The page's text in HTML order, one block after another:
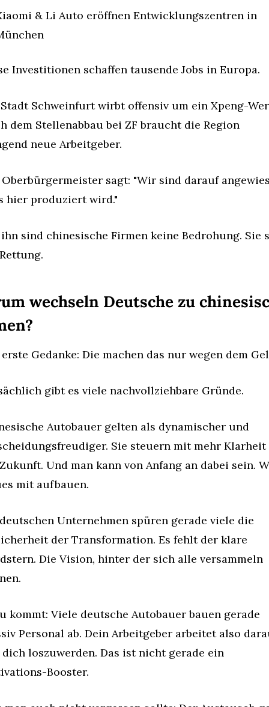
& Li Auto eröffnen Entwicklungszentren in
Investitionen schaffen tausende Jobs in Europa.
Schweinfurt wirbt offensiv um ein Xpeng-
dem Stellenabbau bei ZF braucht die Region
neue Arbeitgeber.
sagt: "Wir sind darauf
hier produziert wird."
sind chinesische Firmen keine Bedrohung. Sie
wechseln Deutsche zu
Gedanke: Die machen das nur wegen dem
gibt es viele nachvollziehbare Gründe.
Autobauer gelten als dynamischer und
Sie steuern mit mehr Klarheit
Und man kann von Anfang an dabei sein.
mit aufbauen.
Unternehmen spüren gerade viele die
der Transformation. Es fehlt der klare
Die Vision, hinter der sich alle versammeln
kommt: Viele deutsche Autobauer bauen gerade
Personal ab. Dein Arbeitgeber arbeitet also
loszuwerden. Das ist nicht gerade ein
Booster.